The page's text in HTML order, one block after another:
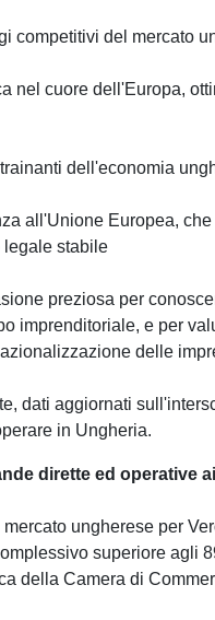
competitivi del mercato
nel cuore dell'Europa,
dell'economia
all'Unione Europea,
legale stabile
preziosa per
imprenditoriale, e per
delle
dati aggiornati
in Ungheria.
dirette ed operative
ungherese per
superiore agli
della Camera di